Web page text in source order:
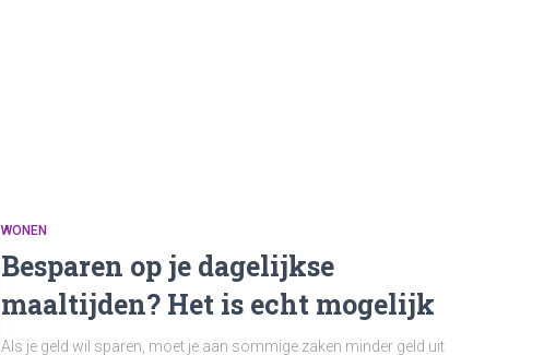
WONEN
Besparen op je dagelijkse
maaltijden? Het is echt mogelijk
Als je geld wil sparen, moet je aan sommige zaken minder geld uit